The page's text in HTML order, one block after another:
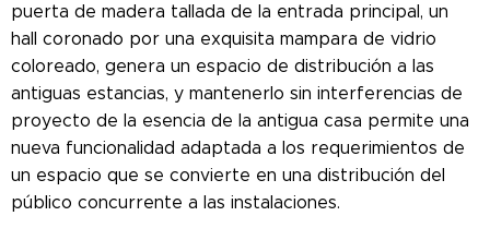
puerta de madera tallada de la entrada principal, un
hall coronado por una exquisita mampara de vidrio
coloreado, genera un espacio de distribución a las
antiguas estancias, y mantenerlo sin interferencias de
proyecto de la esencia de la antigua casa permite una
nueva funcionalidad adaptada a los requerimientos de
un espacio que se convierte en una distribución del
público concurrente a las instalaciones.